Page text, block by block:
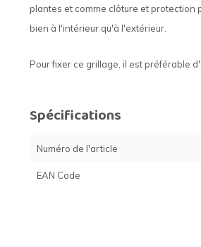
plantes et comme clôture et protection
bien à l'intérieur qu'à l'extérieur.
Pour fixer ce grillage, il est préférable
Spécifications
Numéro de l'article
EAN Code